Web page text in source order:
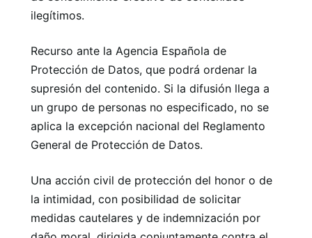
ilegítimos.
Recurso ante la Agencia Española de
Protección de Datos, que podrá ordenar la
supresión del contenido. Si la difusión llega a
un grupo de personas no especificado, no se
aplica la excepción nacional del Reglamento
General de Protección de Datos.
Una acción civil de protección del honor o de
la intimidad, con posibilidad de solicitar
medidas cautelares y de indemnización por